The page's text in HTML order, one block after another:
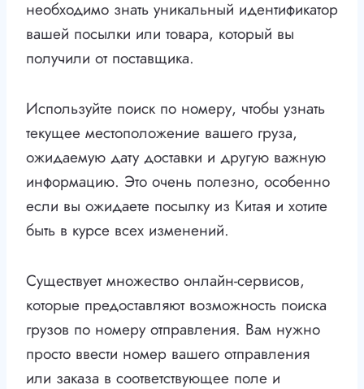
необходимо знать уникальный идентификатор
вашей посылки или товара, который вы
получили от поставщика.
Используйте поиск по номеру, чтобы узнать
текущее местоположение вашего груза,
ожидаемую дату доставки и другую важную
информацию. Это очень полезно, особенно
если вы ожидаете посылку из Китая и хотите
быть в курсе всех изменений.
Существует множество онлайн-сервисов,
которые предоставляют возможность поиска
грузов по номеру отправления. Вам нужно
просто ввести номер вашего отправления
или заказа в соответствующее поле и